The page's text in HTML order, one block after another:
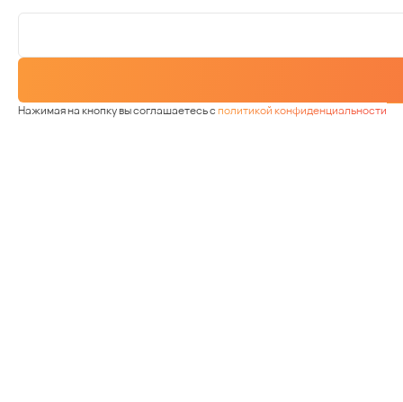
Нажимая на кнопку вы соглашаетесь сполитикой конфиденциальности